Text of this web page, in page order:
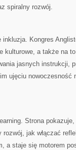
spiralny rozwój.
Kongres
kulturowe, a także na
jasnych instrukcji,
ujęciu nowoczesność
Strona
jak włączać
a staje się motorem